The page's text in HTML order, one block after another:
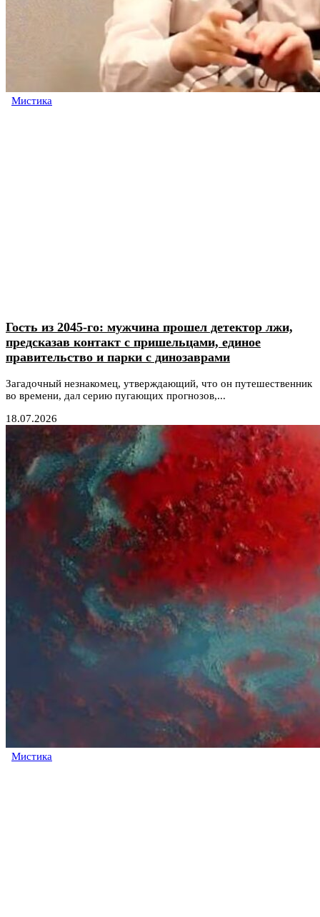
Мистика
Гость из 2045-го: мужчина прошел детектор лжи,
предсказав контакт с пришельцами, единое
правительство и парки с динозаврами
Загадочный незнакомец, утверждающий, что он путешественник
во времени, дал серию пугающих прогнозов,...
18.07.2026
Мистика